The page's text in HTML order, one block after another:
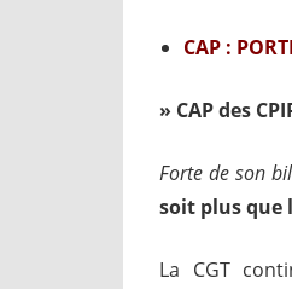
CAP :
» CAP des
Forte de son
soit plus que
La CGT